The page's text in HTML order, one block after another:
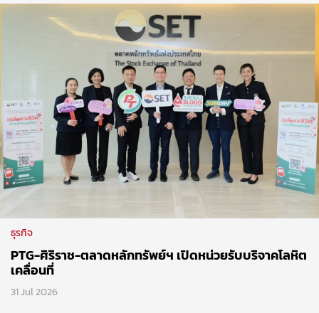
ธุรกิจ
PTG-ศิริราช-ตลาดหลักทรัพย์ฯ เปิดหน่วยรับบริจาคโลหิต
เคลื่อนที่
31 Jul 2026